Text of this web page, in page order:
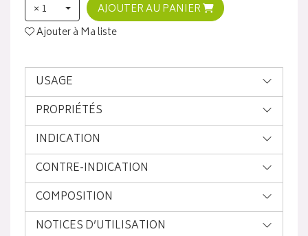
× 1
AJOUTER AU PANIER
Ajouter à Ma liste
USAGE
PROPRIÉTÉS
INDICATION
CONTRE-INDICATION
COMPOSITION
NOTICES D’UTILISATION